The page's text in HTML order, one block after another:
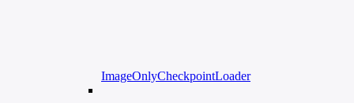
ImageOnlyCheckpointLoader